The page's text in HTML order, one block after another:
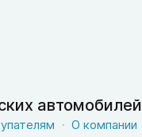
автомобилей
О компании